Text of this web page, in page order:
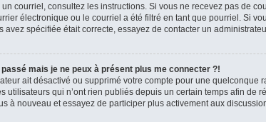
courriel, consultez les instructions. Si vous ne recevez pas de
électronique ou le courriel a été filtré en tant que pourriel. Si
avez spécifiée était correcte, essayez de contacter un
mais je ne peux à présent plus me connecter ?!
ait désactivé ou supprimé votre compte pour une quelconque
utilisateurs qui n’ont rien publiés depuis un certain temps afin de
à nouveau et essayez de participer plus activement aux